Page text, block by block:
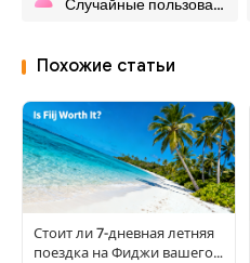
Случайные пользователи
Похожие статьи
Стоит ли 7-дневная летняя
поездка на Фиджи вашего